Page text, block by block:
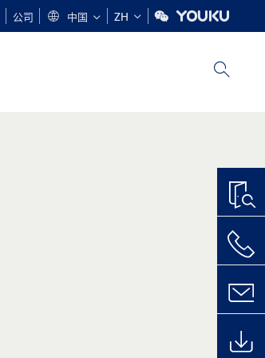
公司 中国 ZH